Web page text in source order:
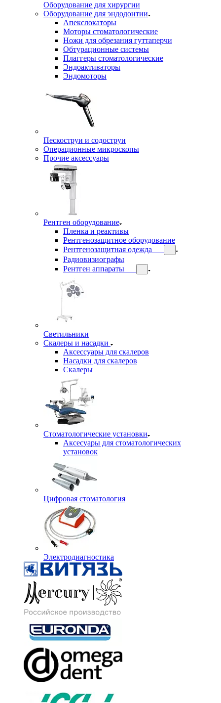
Оборудование для хирургии
Оборудование для эндодонтии
Апекслокаторы
Моторы стоматологические
Ножи для обрезания гуттаперчи
Обтурационные системы
Плаггеры стоматологические
Эндоактиваторы
Эндомоторы
Пескоструи и содоструи
Операционные микроскопы
Прочие аксессуары
Рентген оборудование
Пленка и реактивы
Рентгенозащитное оборудование
Рентгенозащитная одежда
Радиовизиографы
Рентген аппараты
Светильники
Скалеры и насадки
Аксессуары для скалеров
Насадки для скалеров
Скалеры
Стоматологические установки
Аксесуары для стоматологических
установок
Цифровая стоматология
Электродиагностика